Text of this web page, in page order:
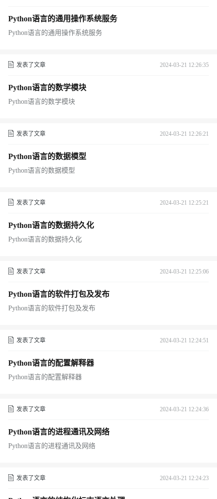
Python语言的通用操作系统服务
Python语言的通用操作系统服务
发表了文章 2024-03-21 12:26:35
Python语言的数学模块
Python语言的数学模块
发表了文章 2024-03-21 12:26:21
Python语言的数据模型
Python语言的数据模型
发表了文章 2024-03-21 12:25:21
Python语言的数据持久化
Python语言的数据持久化
发表了文章 2024-03-21 12:25:06
Python语言的软件打包及发布
Python语言的软件打包及发布
发表了文章 2024-03-21 12:24:51
Python语言的配置解释器
Python语言的配置解释器
发表了文章 2024-03-21 12:24:36
Python语言的进程通讯及网络
Python语言的进程通讯及网络
发表了文章 2024-03-21 12:24:23